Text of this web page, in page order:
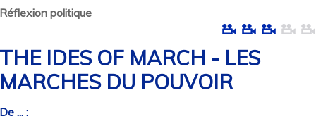
politique
IDES OF MARCH - LES
DU POUVOIR
... :